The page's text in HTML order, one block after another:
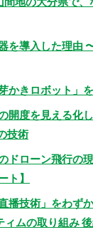
を導入した理由
かきロボット」
開度を見える化
技術
ドローン飛行の
ト】
播技術」をわず
ムの取り組み 後